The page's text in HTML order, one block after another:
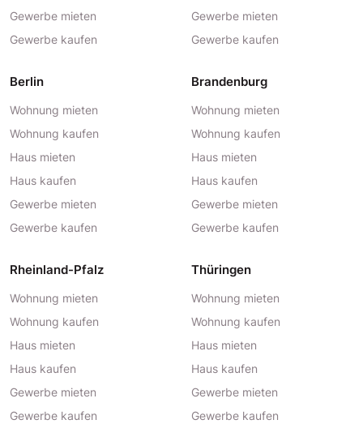
Gewerbe mieten
Gewerbe kaufen
Gewerbe mieten
Gewerbe kaufen
Berlin
Wohnung mieten
Wohnung kaufen
Haus mieten
Haus kaufen
Gewerbe mieten
Gewerbe kaufen
Brandenburg
Wohnung mieten
Wohnung kaufen
Haus mieten
Haus kaufen
Gewerbe mieten
Gewerbe kaufen
Rheinland-Pfalz
Wohnung mieten
Wohnung kaufen
Haus mieten
Haus kaufen
Gewerbe mieten
Gewerbe kaufen
Thüringen
Wohnung mieten
Wohnung kaufen
Haus mieten
Haus kaufen
Gewerbe mieten
Gewerbe kaufen